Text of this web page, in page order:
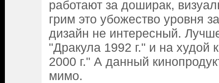
работают за доширак,
грим это убожество уровня
дизайн не интересный.
"Дракула 1992 г." и на худой
2000 г." А данный
мимо.